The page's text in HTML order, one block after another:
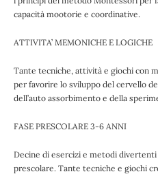
capacità mootorie e coordinative.
ATTIVITA’ MEMONICHE E LOGICHE
Tante tecniche, attività e giochi con
per favorire lo sviluppo del cervello
dell’auto assorbimento e della
FASE PRESCOLARE 3-6 ANNI
Decine di esercizi e metodi
prescolare. Tante tecniche e giochi